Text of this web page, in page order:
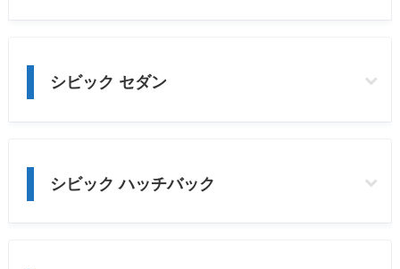
シビック セダン
シビック ハッチバック